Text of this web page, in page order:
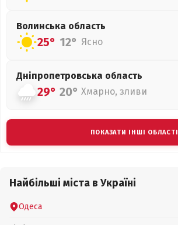
Волинська область
25° 12° Ясно
Дніпропетровська область
29° 20° Хмарно, зливи
ПОКАЗАТИ ІНШІ ОБЛАСТІ
Найбільші міста в Україні
Одеса